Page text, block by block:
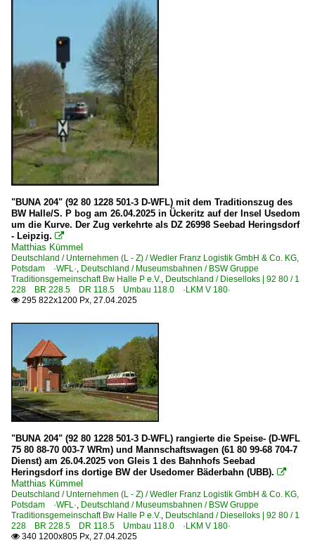
"BUNA 204" (92 80 1228 501-3 D-WFL) mit dem Traditionszug des
BW Halle/S. P bog am 26.04.2025 in Ückeritz auf der Insel Usedom
um die Kurve. Der Zug verkehrte als DZ 26998 Seebad Heringsdorf
- Leipzig. 
Matthias Kümmel
Deutschland / Unternehmen (L - Z) / Wedler Franz Logistik GmbH & Co. KG,
Potsdam ·WFL·, Deutschland / Museumsbahnen / BSW Gruppe
Traditionsgemeinschaft Bw Halle P e.V., Deutschland / Dieselloks | 92 80 / 1
228 BR 228.5 DR 118.5 Umbau 118.0 ·LKM V 180·
 295 822x1200 Px, 27.04.2025
"BUNA 204" (92 80 1228 501-3 D-WFL) rangierte die Speise- (D-WFL
75 80 88-70 003-7 WRm) und Mannschaftswagen (61 80 99-68 704-7
Dienst) am 26.04.2025 von Gleis 1 des Bahnhofs Seebad
Heringsdorf ins dortige BW der Usedomer Bäderbahn (UBB). 
Matthias Kümmel
Deutschland / Unternehmen (L - Z) / Wedler Franz Logistik GmbH & Co. KG,
Potsdam ·WFL·, Deutschland / Museumsbahnen / BSW Gruppe
Traditionsgemeinschaft Bw Halle P e.V., Deutschland / Dieselloks | 92 80 / 1
228 BR 228.5 DR 118.5 Umbau 118.0 ·LKM V 180·
 340 1200x805 Px, 27.04.2025